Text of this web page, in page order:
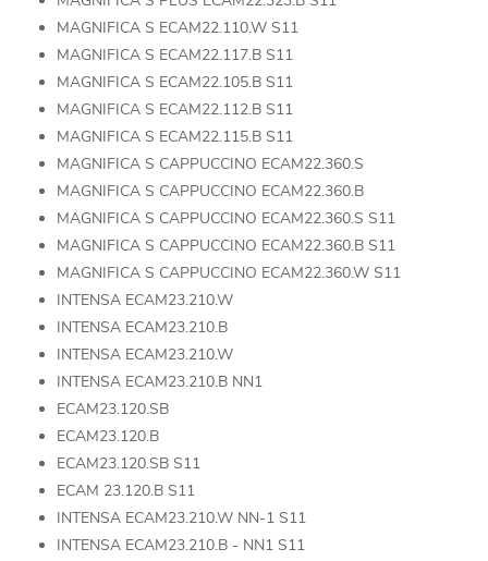
MAGNIFICA S ECAM22.110.W S11
MAGNIFICA S ECAM22.117.B S11
MAGNIFICA S ECAM22.105.B S11
MAGNIFICA S ECAM22.112.B S11
MAGNIFICA S ECAM22.115.B S11
MAGNIFICA S CAPPUCCINO ECAM22.360.S
MAGNIFICA S CAPPUCCINO ECAM22.360.B
MAGNIFICA S CAPPUCCINO ECAM22.360.S S11
MAGNIFICA S CAPPUCCINO ECAM22.360.B S11
MAGNIFICA S CAPPUCCINO ECAM22.360.W S11
INTENSA ECAM23.210.W
INTENSA ECAM23.210.B
INTENSA ECAM23.210.W
INTENSA ECAM23.210.B NN1
ECAM23.120.SB
ECAM23.120.B
ECAM23.120.SB S11
ECAM 23.120.B S11
INTENSA ECAM23.210.W NN-1 S11
INTENSA ECAM23.210.B - NN1 S11